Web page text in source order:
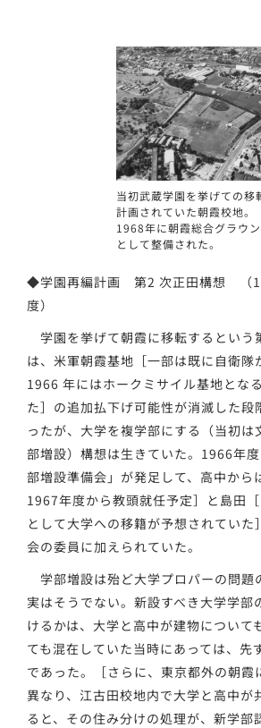
当初武蔵学園を挙げての移
計画されていた朝霞校地。
1968年に朝霞総合グラウ
として整備された。
◆学園再編計画 第2 次正田構想 （
度）
学園を挙げて朝霞に移転するという
は、米軍朝霞基地［一部は既に自衛隊
1966 年にはホークミサイル基地とな
た］の追加払下げ可能性が消滅した段
ったが、大学を複学部にする（当初は
部増設）構想は生きていた。1966年
部増設準備会」が発足して、高中から
1967年度から教頭就任予定］と島田
として大学への移籍が予想されていた
会の委員に加えられていた。
学部増設は殆ど大学プロパーの問題
実はそうでない。新設すべき大学学部
けるかは、大学と高中が建物について
ても混在していた当時にあっては、先
であった。［さらに、東京都外の朝霞
異なり、江古田校地内で大学と高中が
ると、その住み分けの処理が、新学部